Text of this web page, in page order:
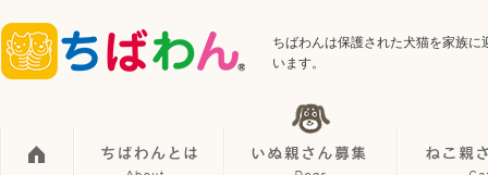
ちばわんは保護された犬猫を家族
います。